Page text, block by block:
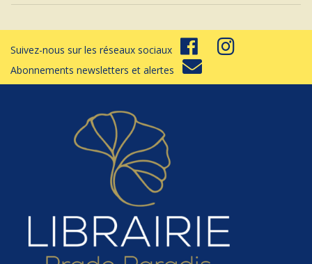
Suivez-nous sur les réseaux sociaux
Abonnements newsletters et alertes